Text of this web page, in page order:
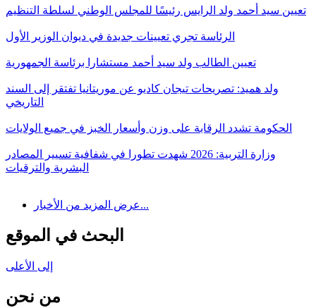
تعيين سيد أحمد ولد الرايس رئيسًا للمجلس الوطني لسلطة التنظيم
الرئاسة تجري تعيينات جديدة في ديوان الوزير الأول
تعيين الطالب ولد سيد أحمد مستشارا برئاسة الجمهورية
ولد هميد: تصريحات تيجان كاديو عن موريتانيا تفتقر إلى السند
التاريخي
الحكومة تشدد الرقابة على وزن وأسعار الخبز في جميع الولايات
وزارة التربية: 2026 شهدت تطورا في شفافية تسيير المصادر
البشرية والترقيات
عرض المزيد من الأخبار...
البحث في الموقع
إلى الأعلى
من نحن